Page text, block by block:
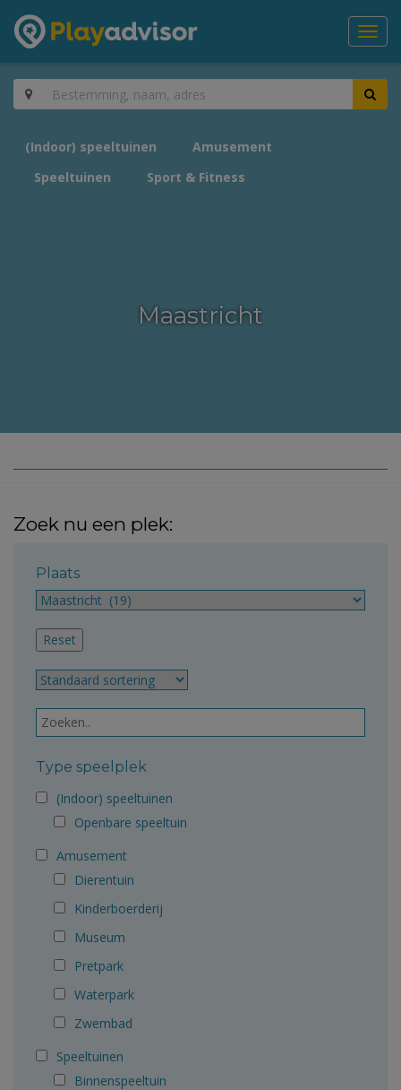
(Indoor) speeltuinen
Amusement
Speeltuinen
Sport & Fitness
Maastricht
Zoek nu een plek:
Plaats
Type speelplek
(Indoor) speeltuinen
Openbare speeltuin
Amusement
Dierentuin
Kinderboerderij
Museum
Pretpark
Waterpark
Zwembad
Speeltuinen
Binnenspeeltuin